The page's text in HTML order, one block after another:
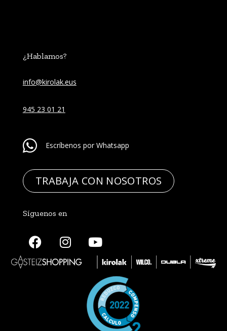
¿Hablamos?
info@kirolak.eus
945 23 01 21
Escríbenos por Whatsapp
TRABAJA CON NOSOTROS
Síguenos en